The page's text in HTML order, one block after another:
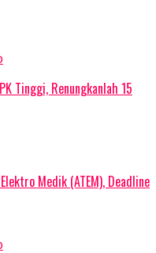
Tinggi, Renungkanlah 15
Medik (ATEM), Deadline